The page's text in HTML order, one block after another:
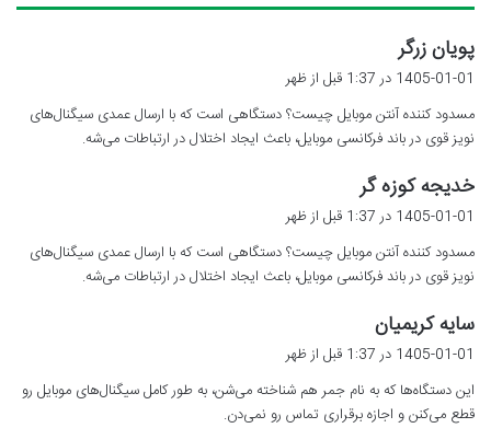
پویان زرگر
ف
:
1405-01-01 در 1:37 قبل از ظهر
مسدود کننده آنتن موبایل چیست؟ دستگاهی است که با ارسال عمدی سیگنال‌های
نویز قوی در باند فرکانسی موبایل، باعث ایجاد اختلال در ارتباطات می‌شه.
خدیجه کوزه گر
:
1405-01-01 در 1:37 قبل از ظهر
مسدود کننده آنتن موبایل چیست؟ دستگاهی است که با ارسال عمدی سیگنال‌های
نویز قوی در باند فرکانسی موبایل، باعث ایجاد اختلال در ارتباطات می‌شه.
سایه کریمیان
ف
:
1405-01-01 در 1:37 قبل از ظهر
این دستگاه‌ها که به نام جمر هم شناخته می‌شن، به طور کامل سیگنال‌های موبایل رو
قطع می‌کنن و اجازه برقراری تماس رو نمی‌دن.